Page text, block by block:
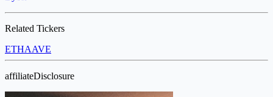
Related Tickers
ETHAAVE
affiliateDisclosure